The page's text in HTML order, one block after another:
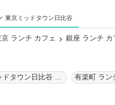
東京ミッドタウン日比谷
京 ランチ カフェ 銀座 ランチ カ
有楽町 ラン